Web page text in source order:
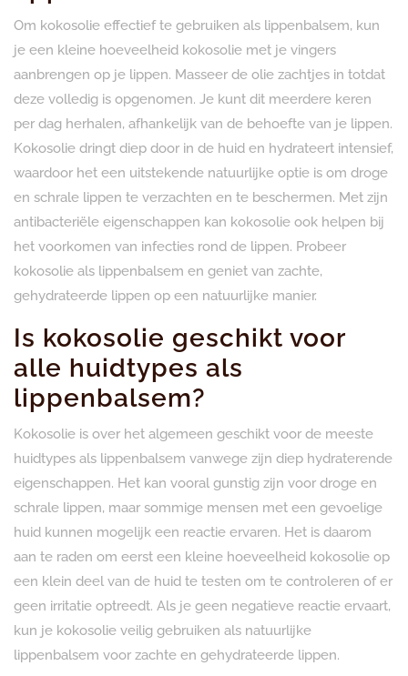
Om kokosolie effectief te gebruiken als lippenbalsem, kun
je een kleine hoeveelheid kokosolie met je vingers
aanbrengen op je lippen. Masseer de olie zachtjes in totdat
deze volledig is opgenomen. Je kunt dit meerdere keren
per dag herhalen, afhankelijk van de behoefte van je lippen.
Kokosolie dringt diep door in de huid en hydrateert intensief,
waardoor het een uitstekende natuurlijke optie is om droge
en schrale lippen te verzachten en te beschermen. Met zijn
antibacteriële eigenschappen kan kokosolie ook helpen bij
het voorkomen van infecties rond de lippen. Probeer
kokosolie als lippenbalsem en geniet van zachte,
gehydrateerde lippen op een natuurlijke manier.
Is kokosolie geschikt voor
alle huidtypes als
lippenbalsem?
Kokosolie is over het algemeen geschikt voor de meeste
huidtypes als lippenbalsem vanwege zijn diep hydraterende
eigenschappen. Het kan vooral gunstig zijn voor droge en
schrale lippen, maar sommige mensen met een gevoelige
huid kunnen mogelijk een reactie ervaren. Het is daarom
aan te raden om eerst een kleine hoeveelheid kokosolie op
een klein deel van de huid te testen om te controleren of er
geen irritatie optreedt. Als je geen negatieve reactie ervaart,
kun je kokosolie veilig gebruiken als natuurlijke
lippenbalsem voor zachte en gehydrateerde lippen.